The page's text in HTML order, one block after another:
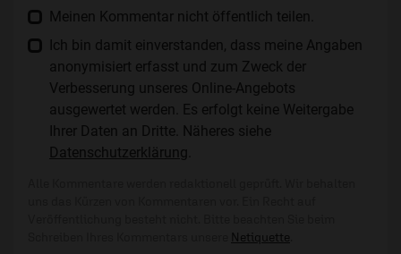
Meinen Kommentar nicht öffentlich teilen.
Ich bin damit einverstanden, dass meine Angaben
anonymisiert erfasst und zum Zweck der
Verbesserung unseres Online-Angebots
ausgewertet werden. Es erfolgt keine Weitergabe
Ihrer Daten an Dritte. Näheres siehe
Datenschutzerklärung
Netiquette